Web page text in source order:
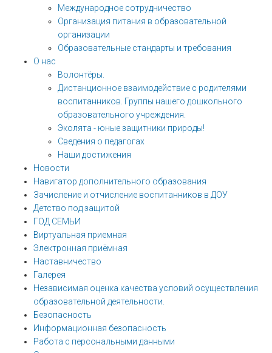
Международное сотрудничество
Организация питания в образовательной
организации
Образовательные стандарты и требования
О нас
Волонтёры.
Дистанционное взаимодействие с родителями
воспитанников. Группы нашего дошкольного
образовательного учреждения.
Эколята - юные защитники природы!
Сведения о педагогах
Наши достижения
Новости
Навигатор дополнительного образования
Зачисление и отчисление воспитанников в ДОУ
Детство под защитой
ГОД СЕМЬИ
Виртуальная приемная
Электронная приёмная
Наставничество
Галерея
Независимая оценка качества условий осуществления
образовательной деятельности.
Безопасность
Информационная безопасность
Работа с персональными данными